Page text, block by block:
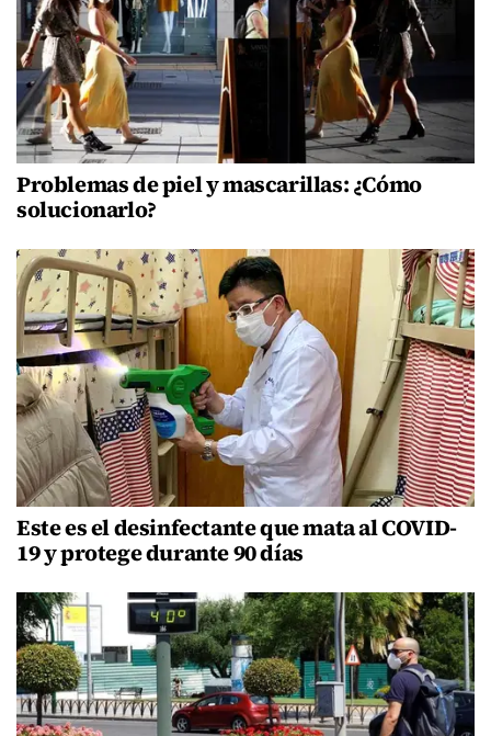
Problemas de piel y mascarillas: ¿Cómo
solucionarlo?
Este es el desinfectante que mata al COVID-
19 y protege durante 90 días